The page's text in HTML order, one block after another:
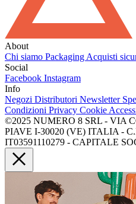
About
Chi siamo Packaging Acquisti
Social
Facebook Instagram
Info
Negozi Distributori Newsletter
Condizioni Privacy Cookie
©2025 NUMERO 8 SRL - VIA
PIAVE I-30020 (VE) ITALIA -
IT03591110279 - CAPITALE